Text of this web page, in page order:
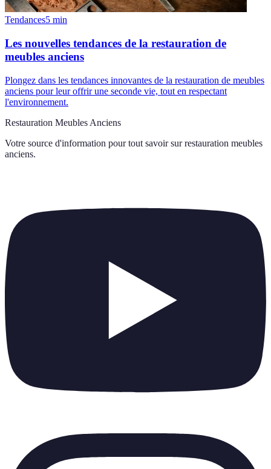
Tendances5 min
Les nouvelles tendances de la restauration de
meubles anciens
Plongez dans les tendances innovantes de la restauration de meubles
anciens pour leur offrir une seconde vie, tout en respectant
l'environnement.
Restauration Meubles Anciens
Votre source d'information pour tout savoir sur restauration meubles
anciens.